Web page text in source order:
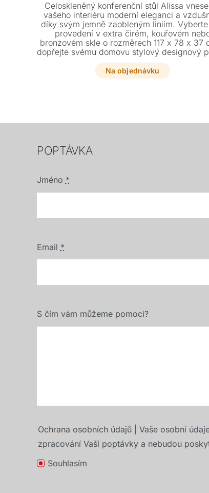
Celoskleněný konferenční stůl Alissa
vašeho interiéru moderní eleganci a
díky svým jemně zaobleným liniím.
provedení v extra čirém, kouřovém
bronzovém skle o rozměrech 117 x 78 x 37
dopřejte svému domovu stylový designový
Na objednávku
POPTÁVKA
Jméno *
Email *
S čím vám můžeme pomoci?
Ochrana osobních údajů | Vaše osobní
zpracování Vaší poptávky a nebudou
Souhlasím